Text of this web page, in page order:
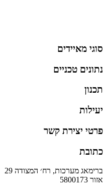
סוגי מאיידים
נתונים טכניים
תכנון
יעילות
פרטי יצירת קשר
כתובת
ברימאג מערכות, רח׳ המצודה 29
אזור 5800173